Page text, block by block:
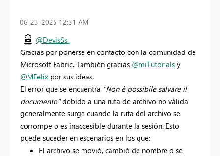
‎06-23-2025 12:31 AM
@DevisSs ,
Gracias por ponerse en contacto con la comunidad de
Microsoft Fabric. También gracias @miTutorials y
@MFelix por sus ideas.
El error que se encuentra "Non è possibile salvare il
documento"debido a una ruta de archivo no válida
generalmente surge cuando la ruta del archivo se
corrompe o es inaccesible durante la sesión. Esto
puede suceder en escenarios en los que:
El archivo se movió, cambió de nombre o se